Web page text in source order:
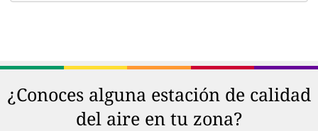
¿Conoces alguna estación de calidad
del aire en tu zona?